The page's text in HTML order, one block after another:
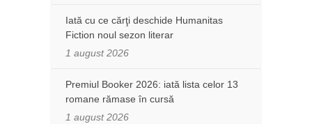
Iată cu ce cărţi deschide Humanitas
Fiction noul sezon literar
1 august 2026
Premiul Booker 2026: iată lista celor 13
romane rămase în cursă
1 august 2026